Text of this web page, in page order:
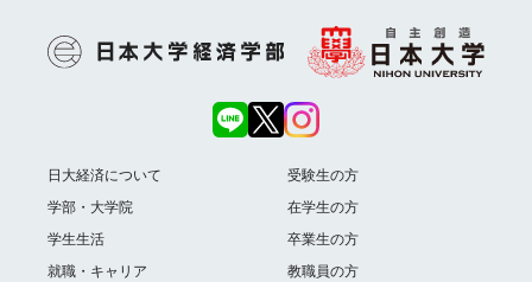
日大経済について
学部・大学院
学生生活
就職・キャリア
受験生の方
在学生の方
卒業生の方
教職員の方